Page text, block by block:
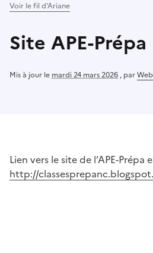
Voir le fil d’Ariane
Site APE-Prépa
Mis à jour le mardi 24 mars 2026 , par
Lien vers le site de l’APE-
http://